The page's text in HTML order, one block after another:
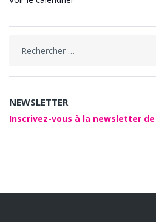
NEWSLETTER
Inscrivez-vous à la newsletter de